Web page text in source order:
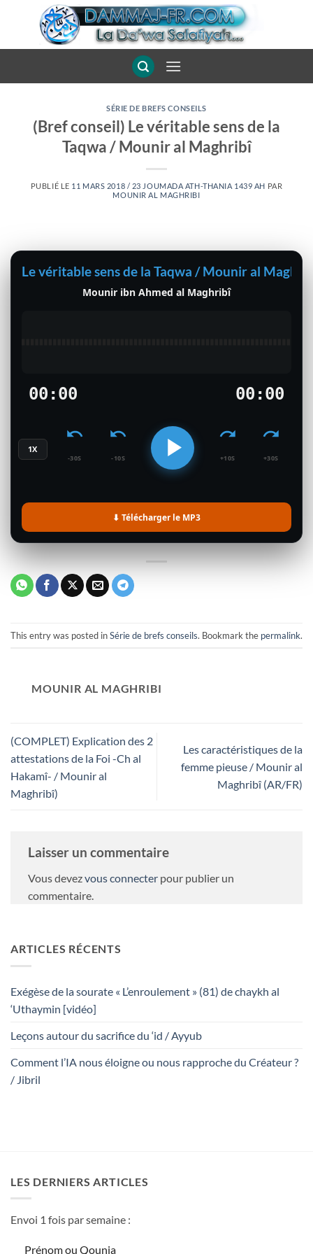
SÉRIE DE BREFS CONSEILS
(Bref conseil) Le véritable sens de la
Taqwa / Mounir al Maghribî
PUBLIÉ LE 11 MARS 2018 / 23 JOUMADA ATH-THANIA 1439 AH PAR
MOUNIR AL MAGHRIBI
Le véritable sens de la Taqwa / Mounir al
Mounir ibn Ahmed al Maghribî
00:00 00:00
1X
-30S -10S +10S +30S
⬇ Télécharger le MP3
This entry was posted inSérie de brefs conseils. Bookmark the permalink.
MOUNIR AL MAGHRIBI
(COMPLET) Explication des 2
attestations de la Foi -Ch al
Hakamî- / Mounir al
Maghribî)
Les caractéristiques de la
femme pieuse / Mounir al
Maghribî (AR/FR)
Laisser un commentaire
Vous devezvous connecter pour publier un
commentaire.
ARTICLES RÉCENTS
Exégèse de la sourate « L’enroulement » (81) de chaykh al
‘Uthaymin [vidéo]
Leçons autour du sacrifice du ‘id / Ayyub
Comment l’IA nous éloigne ou nous rapproche du Créateur ?
/ Jibril
LES DERNIERS ARTICLES
Envoi 1 fois par semaine :
Prénom ou Qounia